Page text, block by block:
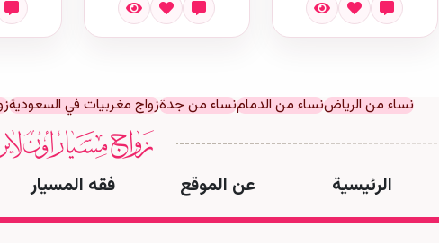
نساء من الرياضنساء من الدمامنساء من جدةزواج مغربيات في السعودية
الرئيسية عن الموقع فقه المسيار